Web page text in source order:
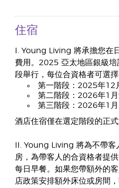
住宿
I. Young Living 將承擔您在
費用。2025 亞太地區銀級
段舉行，每位合資格者可選擇
第一階段：2025年12
第二階段：2026年1
第三階段：2026年1
酒店住宿僅在選定階段的正式
II. Young Living 將為不帶客
房，為帶客人的合資格者提
每日早餐。如果您帶額外的
店政策安排額外床位或房間